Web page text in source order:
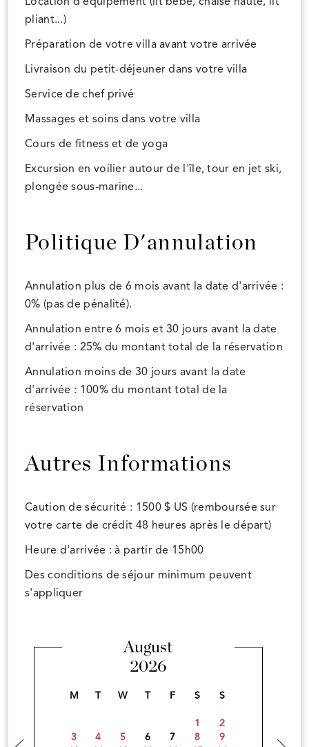
Location d'équipement (lit bébé, chaise haute, lit
pliant...)
Préparation de votre villa avant votre arrivée
Livraison du petit-déjeuner dans votre villa
Service de chef privé
Massages et soins dans votre villa
Cours de fitness et de yoga
Excursion en voilier autour de l'île, tour en jet ski,
plongée sous-marine...
Politique D'annulation
Annulation plus de 6 mois avant la date d'arrivée :
0% (pas de pénalité).
Annulation entre 6 mois et 30 jours avant la date
d'arrivée : 25% du montant total de la réservation
Annulation moins de 30 jours avant la date
d'arrivée : 100% du montant total de la
réservation
Autres Informations
Caution de sécurité : 1500 $ US (remboursée sur
votre carte de crédit 48 heures après le départ)
Heure d'arrivée : à partir de 15h00
Des conditions de séjour minimum peuvent
s'appliquer
August
2026
M W F S S
1
2
3
4 5 6 7 8
9